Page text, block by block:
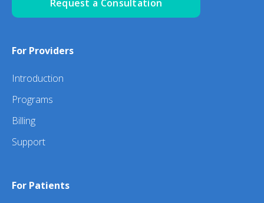
Request a Consultation
For Providers
Introduction
Programs
Billing
Support
For Patients